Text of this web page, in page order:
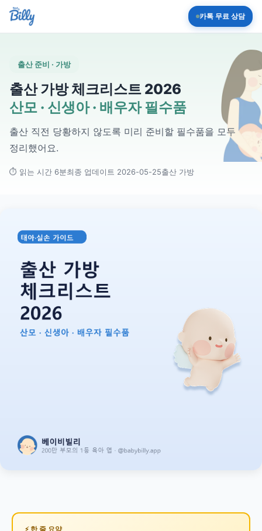
카톡 무료 상담
출산 준비 · 가방
출산 가방 체크리스트 2026
산모 · 신생아 · 배우자 필수품
출산 직전 당황하지 않도록 미리 준비할 필수품을 모두
정리했어요.
⏱ 읽는 시간 6분최종 업데이트 2026-05-25출산 가방
한 줄 요약